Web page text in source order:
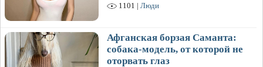
1101 | Люди
Афганская борзая Саманта:
собака-модель, от которой не
оторвать глаз